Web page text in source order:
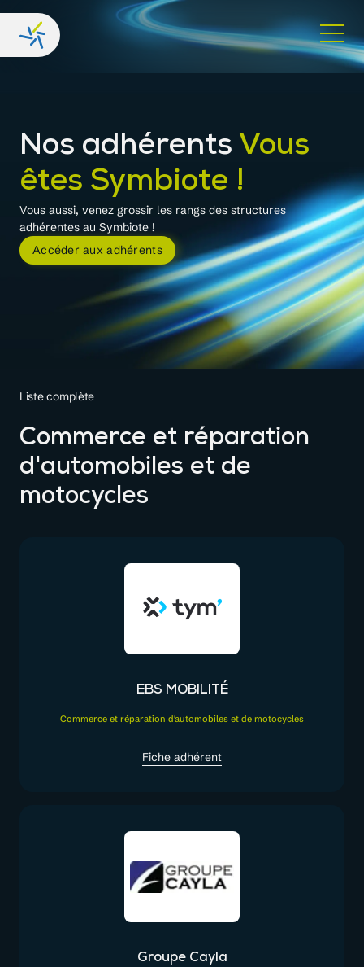
Nos adhérents Vous
êtes Symbiote !
Vous aussi, venez grossir les rangs des structures
adhérentes au Symbiote !
Accéder aux adhérents
Liste complète
Commerce et réparation
d'automobiles et de
motocycles
EBS MOBILITÉ
Commerce et réparation d'automobiles et de motocycles
Fiche adhérent
Groupe Cayla